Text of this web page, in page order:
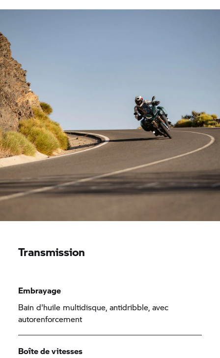
Transmission
Embrayage
Bain d'huile multidisque, antidribble, avec
autorenforcement
Boîte de vitesses